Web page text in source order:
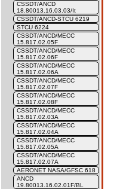
CSSDT/ANCD
18.80013.16.03.03/It
CSSDT/ANCD-STCU 6219
STCU 6224
CSSDT/ANCD/MECC
15.817.02.05F
CSSDT/ANCD/MECC
15.817.02.06F
CSSDT/ANCD/MECC
15.817.02.06A
CSSDT/ANCD/MECC
15.817.02.07F
CSSDT/ANCD/MECC
15.817.02.08F
CSSDT/ANCD/MECC
15.817.02.03A
CSSDT/ANCD/MECC
15.817.02.04A
CSSDT/ANCD/MECC
15.817.02.05A
CSSDT/ANCD/MECC
15.817.02.07A
AERONET NASA/GFSC 618
ANCD
19.80013.16.02.01F/BL